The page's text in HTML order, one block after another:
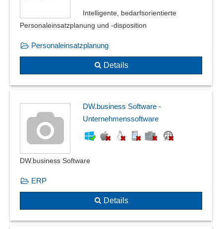
Intelligente, bedarfsorientierte
Personaleinsatzplanung und -disposition
Personaleinsatzplanung
Details
DW.business Software -
Unternehmenssoftware
DW.business Software
ERP
Details